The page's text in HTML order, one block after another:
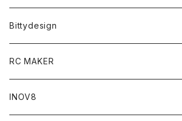
T4 MID Conversion Kit
T4 FWD Conversion Kit
BD9 MID Conversion Kit
Batteries
Merchandise
Accessories
Bittydesign
On-Road Clear Body＜オンロード用ボディ＞
GT8 （1/8 W/B325mm,W/B360mm）
Liquid Mask＜リキッドマスク＞
RC MAKER
SP2＜組立キット／スペアー＆オプションパーツ
INOV8